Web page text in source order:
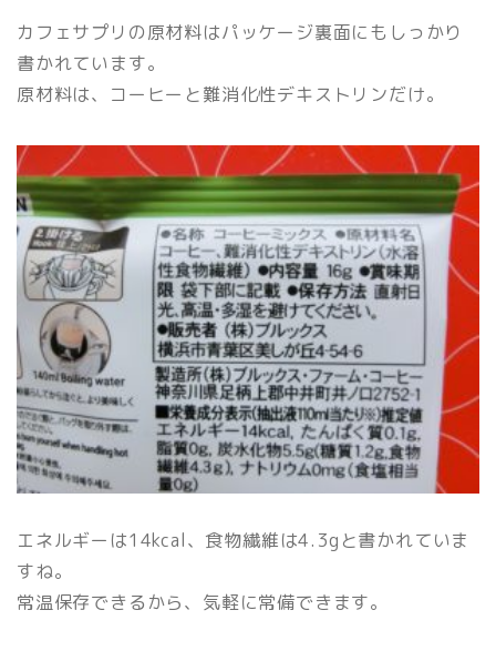
カフェサプリの原材料はパッケージ裏面にもしっかり
書かれています。
原材料は、コーヒーと難消化性デキストリンだけ。
エネルギーは14kcal、食物繊維は4.3gと書かれていま
すね。
常温保存できるから、気軽に常備できます。